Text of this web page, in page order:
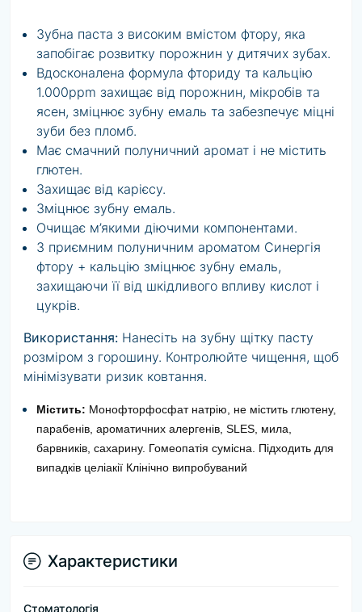
Зубна паста з високим вмістом фтору, яка
запобігає розвитку порожнин у дитячих зубах.
Вдосконалена формула фториду та кальцію
1.000ppm захищає від порожнин, мікробів та
ясен, зміцнює зубну емаль та забезпечує міцні
зуби без пломб.
Має смачний полуничний аромат і не містить
глютен.
Захищає від карієсу.
Зміцнює зубну емаль.
Очищає м’якими діючими компонентами.
З приємним полуничним ароматом Синергія
фтору + кальцію зміцнює зубну емаль,
захищаючи її від шкідливого впливу кислот і
цукрів.
Використання: Нанесіть на зубну щітку пасту
розміром з горошину. Контролюйте чищення, щоб
мінімізувати ризик ковтання.
Містить: Монофторфосфат натрію, не містить глютену,
парабенів, ароматичних алергенів, SLES, мила,
барвників, сахарину. Гомеопатія сумісна. Підходить для
випадків целіакії Клінічно випробуваний
Характеристики
Стоматологія